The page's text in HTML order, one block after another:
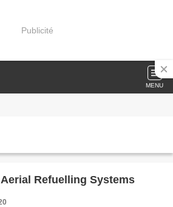
Publicité
MENU
Refuelling Systems